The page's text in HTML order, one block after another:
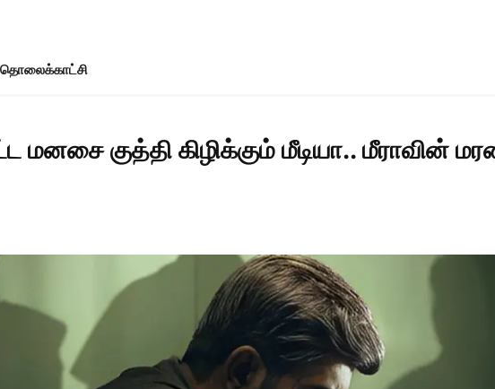
தொலைக்காட்சி
குத்தி கிழிக்கும் மீடியா.. மீராவின்